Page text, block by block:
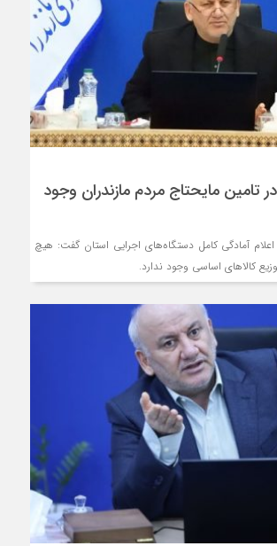
مایحتاج مردم مازندران وجود
اعلام آمادگی کامل دستگاه‌های اجرایی استان گفت: هیچ
کالاهای اساسی وجود ندارد.